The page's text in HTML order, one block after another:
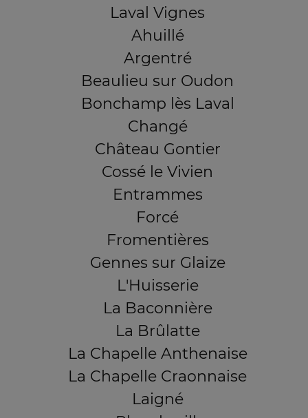
Laval Vignes
Ahuillé
Argentré
Beaulieu sur Oudon
Bonchamp lès Laval
Changé
Château Gontier
Cossé le Vivien
Entrammes
Forcé
Fromentières
Gennes sur Glaize
L'Huisserie
La Baconnière
La Brûlatte
La Chapelle Anthenaise
La Chapelle Craonnaise
Laigné